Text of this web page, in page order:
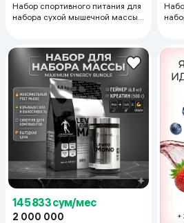
Набор спортивного питания для
набора сухой мышечной массы
145 833 сум/мес
2 000 000